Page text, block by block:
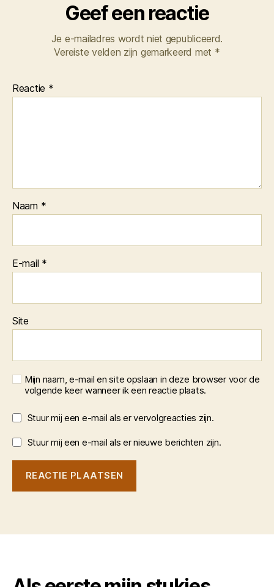
Geef een reactie
Je e-mailadres wordt niet gepubliceerd.
Vereiste velden zijn gemarkeerd met *
Reactie *
Naam *
E-mail *
Site
Mijn naam, e-mail en site opslaan in deze browser voor de
volgende keer wanneer ik een reactie plaats.
Stuur mij een e-mail als er vervolgreacties zijn.
Stuur mij een e-mail als er nieuwe berichten zijn.